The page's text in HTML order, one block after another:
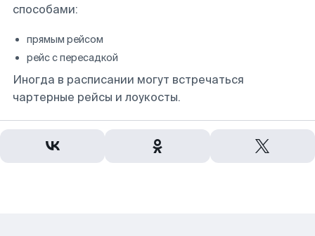
способами:
прямым рейсом
рейс с пересадкой
Иногда в расписании могут встречаться
чартерные рейсы и лоукосты.